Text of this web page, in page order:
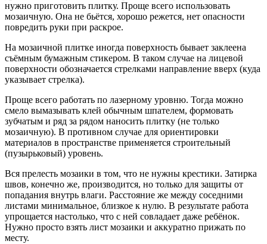
нужно приготовить плитку. Проще всего использовать
мозаичную. Она не бьётся, хорошо режется, нет опасности
повредить руки при раскрое.
На мозаичной плитке иногда поверхность бывает заклеена
съёмным бумажным стикером. В таком случае на лицевой
поверхности обозначается стрелками направление вверх (куда
указывает стрелка).
Проще всего работать по лазерному уровню. Тогда можно
смело вымазывать клей обычным шпателем, формовать
зубчатым и ряд за рядом наносить плитку (не только
мозаичную). В противном случае для ориентировки
материалов в пространстве применяется строительный
(пузырьковый) уровень.
Вся прелесть мозаики в том, что не нужны крестики. Затирка
швов, конечно же, производится, но только для защиты от
попадания внутрь влаги. Расстояние же между соседними
листами минимальное, близкое к нулю. В результате работа
упрощается настолько, что с ней совладает даже ребёнок.
Нужно просто взять лист мозаики и аккуратно прижать по
месту.